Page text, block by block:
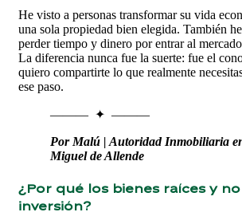
He visto a personas transformar su vida
una sola propiedad bien elegida. También
perder tiempo y dinero por entrar al
La diferencia nunca fue la suerte: fue el
quiero compartirte lo que realmente
ese paso.
——— ✦ ———
Por Malú | Autoridad Inmobiliaria
Miguel de Allende
¿Por qué los bienes raíces y
inversión?